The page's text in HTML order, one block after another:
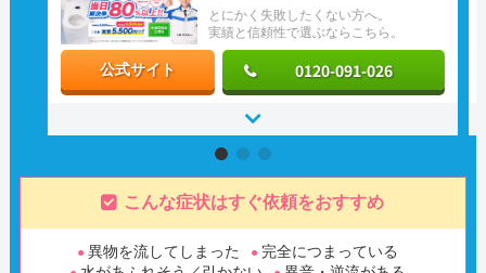
とにかく失敗したくない方へ。
実績と信頼性で選ぶならこちら。
公式サイト 0120-091-026
こんな症状はすぐ依頼をおすすめ
異物を流してしまった
完全につまっている